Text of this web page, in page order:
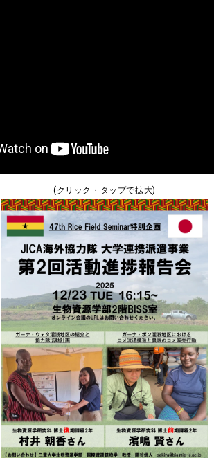
ACADEMICS
教育（学部・大学院等）
ADMISSION
入試情報
RESEARCH
SOCIAL
社会連携
CAMPUS LIFE
大学生活
CENTERS
附属教育研究施設
(クリック・タップで拡大)